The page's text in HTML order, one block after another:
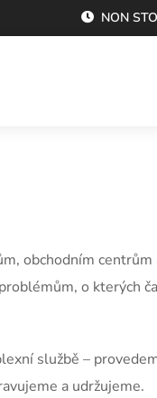
NON
obchodním centrům
o kterých
službě –
a udržujeme.